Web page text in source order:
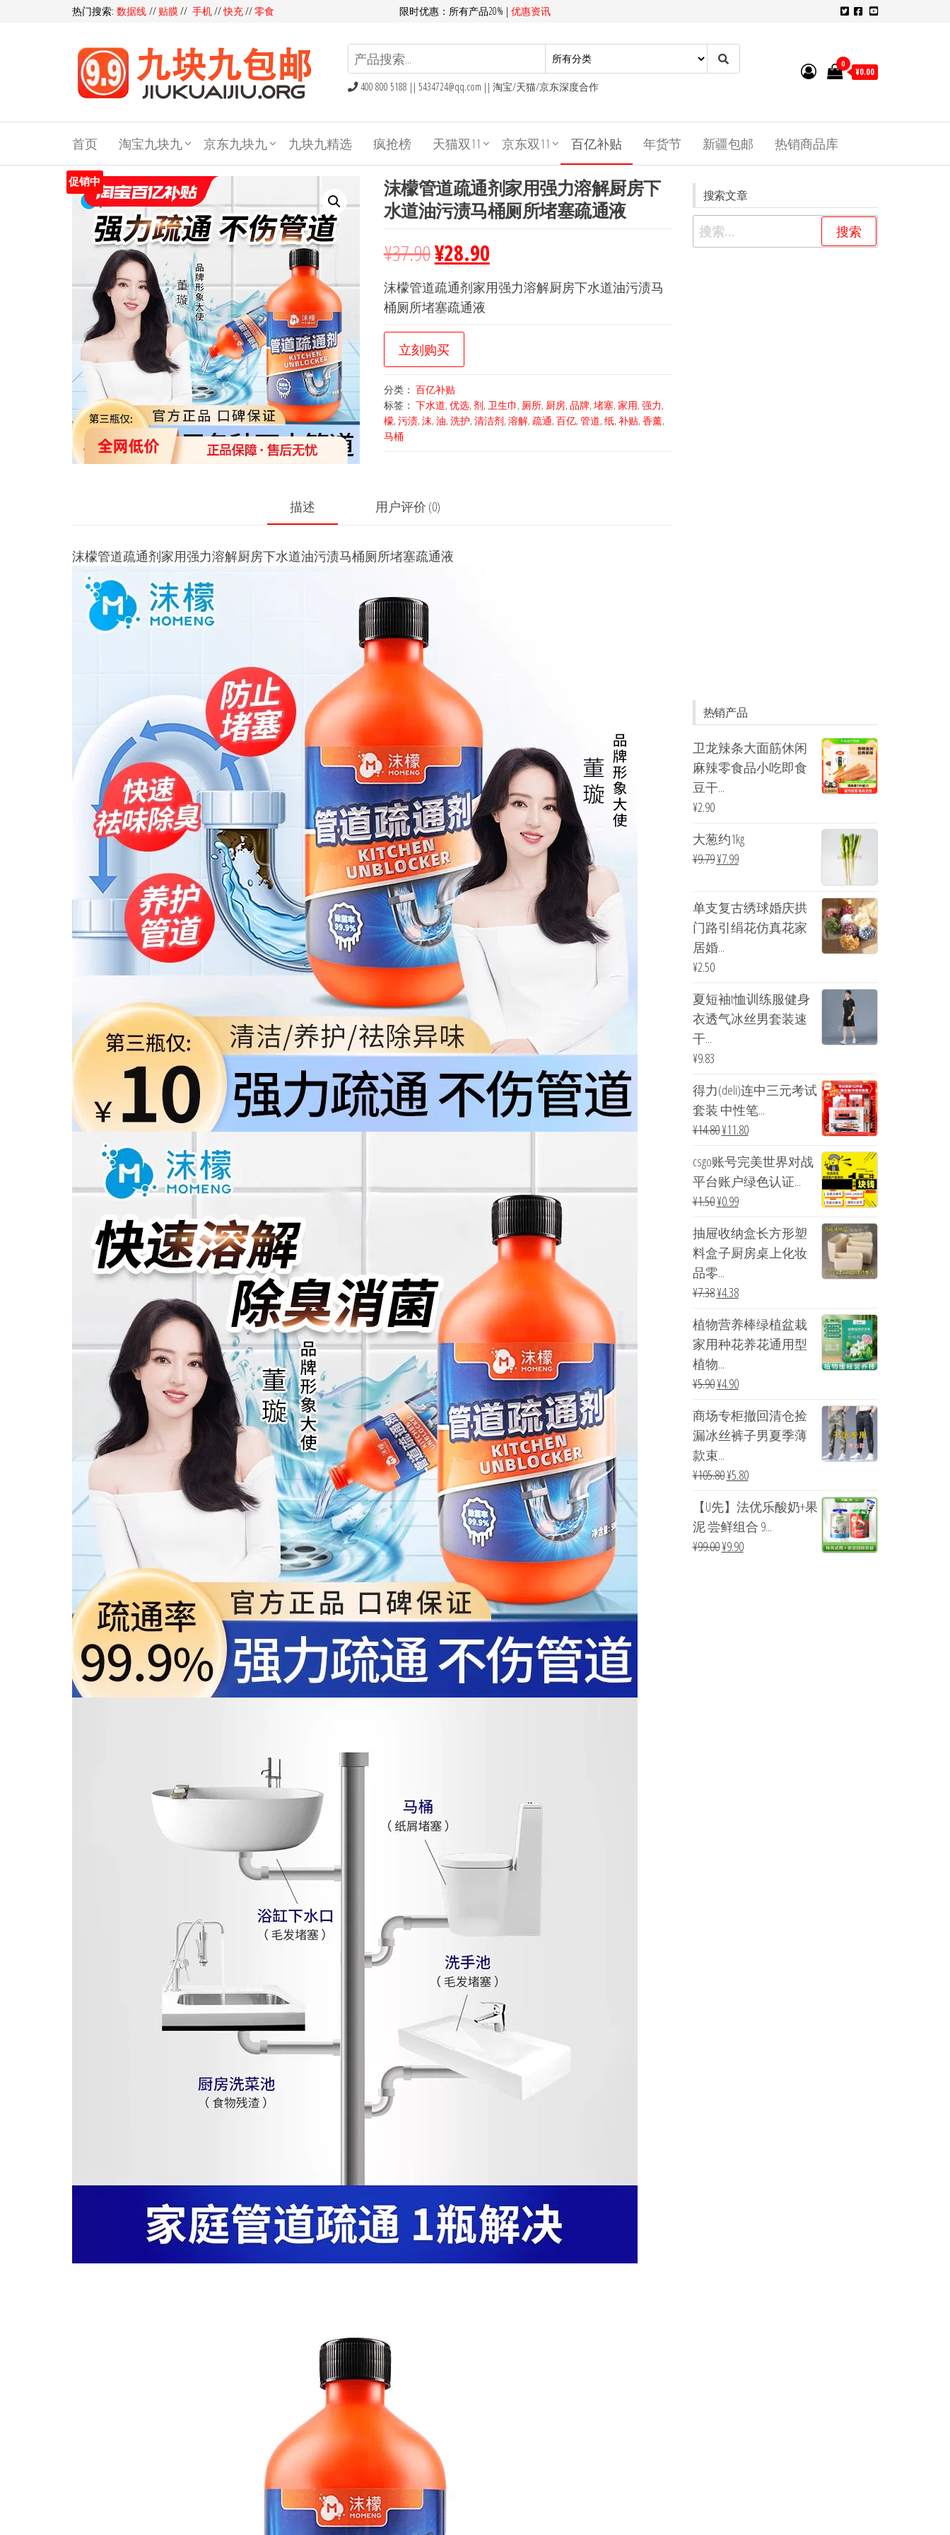
热门搜索: 数据线 // 贴膜// 手机//快充//零食 限时优惠：所有产品20% | 优惠资讯
九包
邮,9
块9包
邮,9.9
元包
邮,九
块九
官网
400 800 5188 || 5434724@qq.com || 淘宝/天猫/京东深度合作
0
¥0.00
首页 淘宝九块九 京东九块九 九块九精选 疯抢榜 天猫双11 京东双11 百亿补贴 年货节 新疆包邮 热销商品库
促销中
沫檬管道疏通剂家用强力溶解厨房下
水道油污渍马桶厕所堵塞疏通液
¥37.90¥28.90
沫檬管道疏通剂家用强力溶解厨房下水道油污渍马
桶厕所堵塞疏通液
立刻购买
分类： 百亿补贴
标签： 下水道, 优选, 剂, 卫生巾 , 厕所, 厨房, 品牌, 堵塞, 家用, 强力,
檬, 污渍, 沫, 油, 洗护, 清洁剂, 溶解, 疏通, 百亿, 管道, 纸, 补贴, 香薰,
马桶
描述 用户评价 (0)
沫檬管道疏通剂家用强力溶解厨房下水道油污渍马桶厕所堵塞疏通液
搜索文章
热销产品
卫龙辣条大面筋休闲
麻辣零食品小吃即食
豆干...
¥2.90
大葱约1kg
¥9.79¥7.99
单支复古绣球婚庆拱
门路引绢花仿真花家
居婚...
¥2.50
夏短袖t恤训练服健身
衣透气冰丝男套装速
干...
¥9.83
得力(deli)连中三元考试
套装 中性笔...
¥14.80¥11.80
csgo账号完美世界对战
平台账户绿色认证...
¥1.50¥0.99
抽屉收纳盒长方形塑
料盒子厨房桌上化妆
品零...
¥7.38¥4.38
植物营养棒绿植盆栽
家用种花养花通用型
植物...
¥5.90¥4.90
商场专柜撤回清仓捡
漏冰丝裤子男夏季薄
款束...
¥105.80¥5.80
【U先】法优乐酸奶+果
泥 尝鲜组合 9...
¥99.00¥9.90